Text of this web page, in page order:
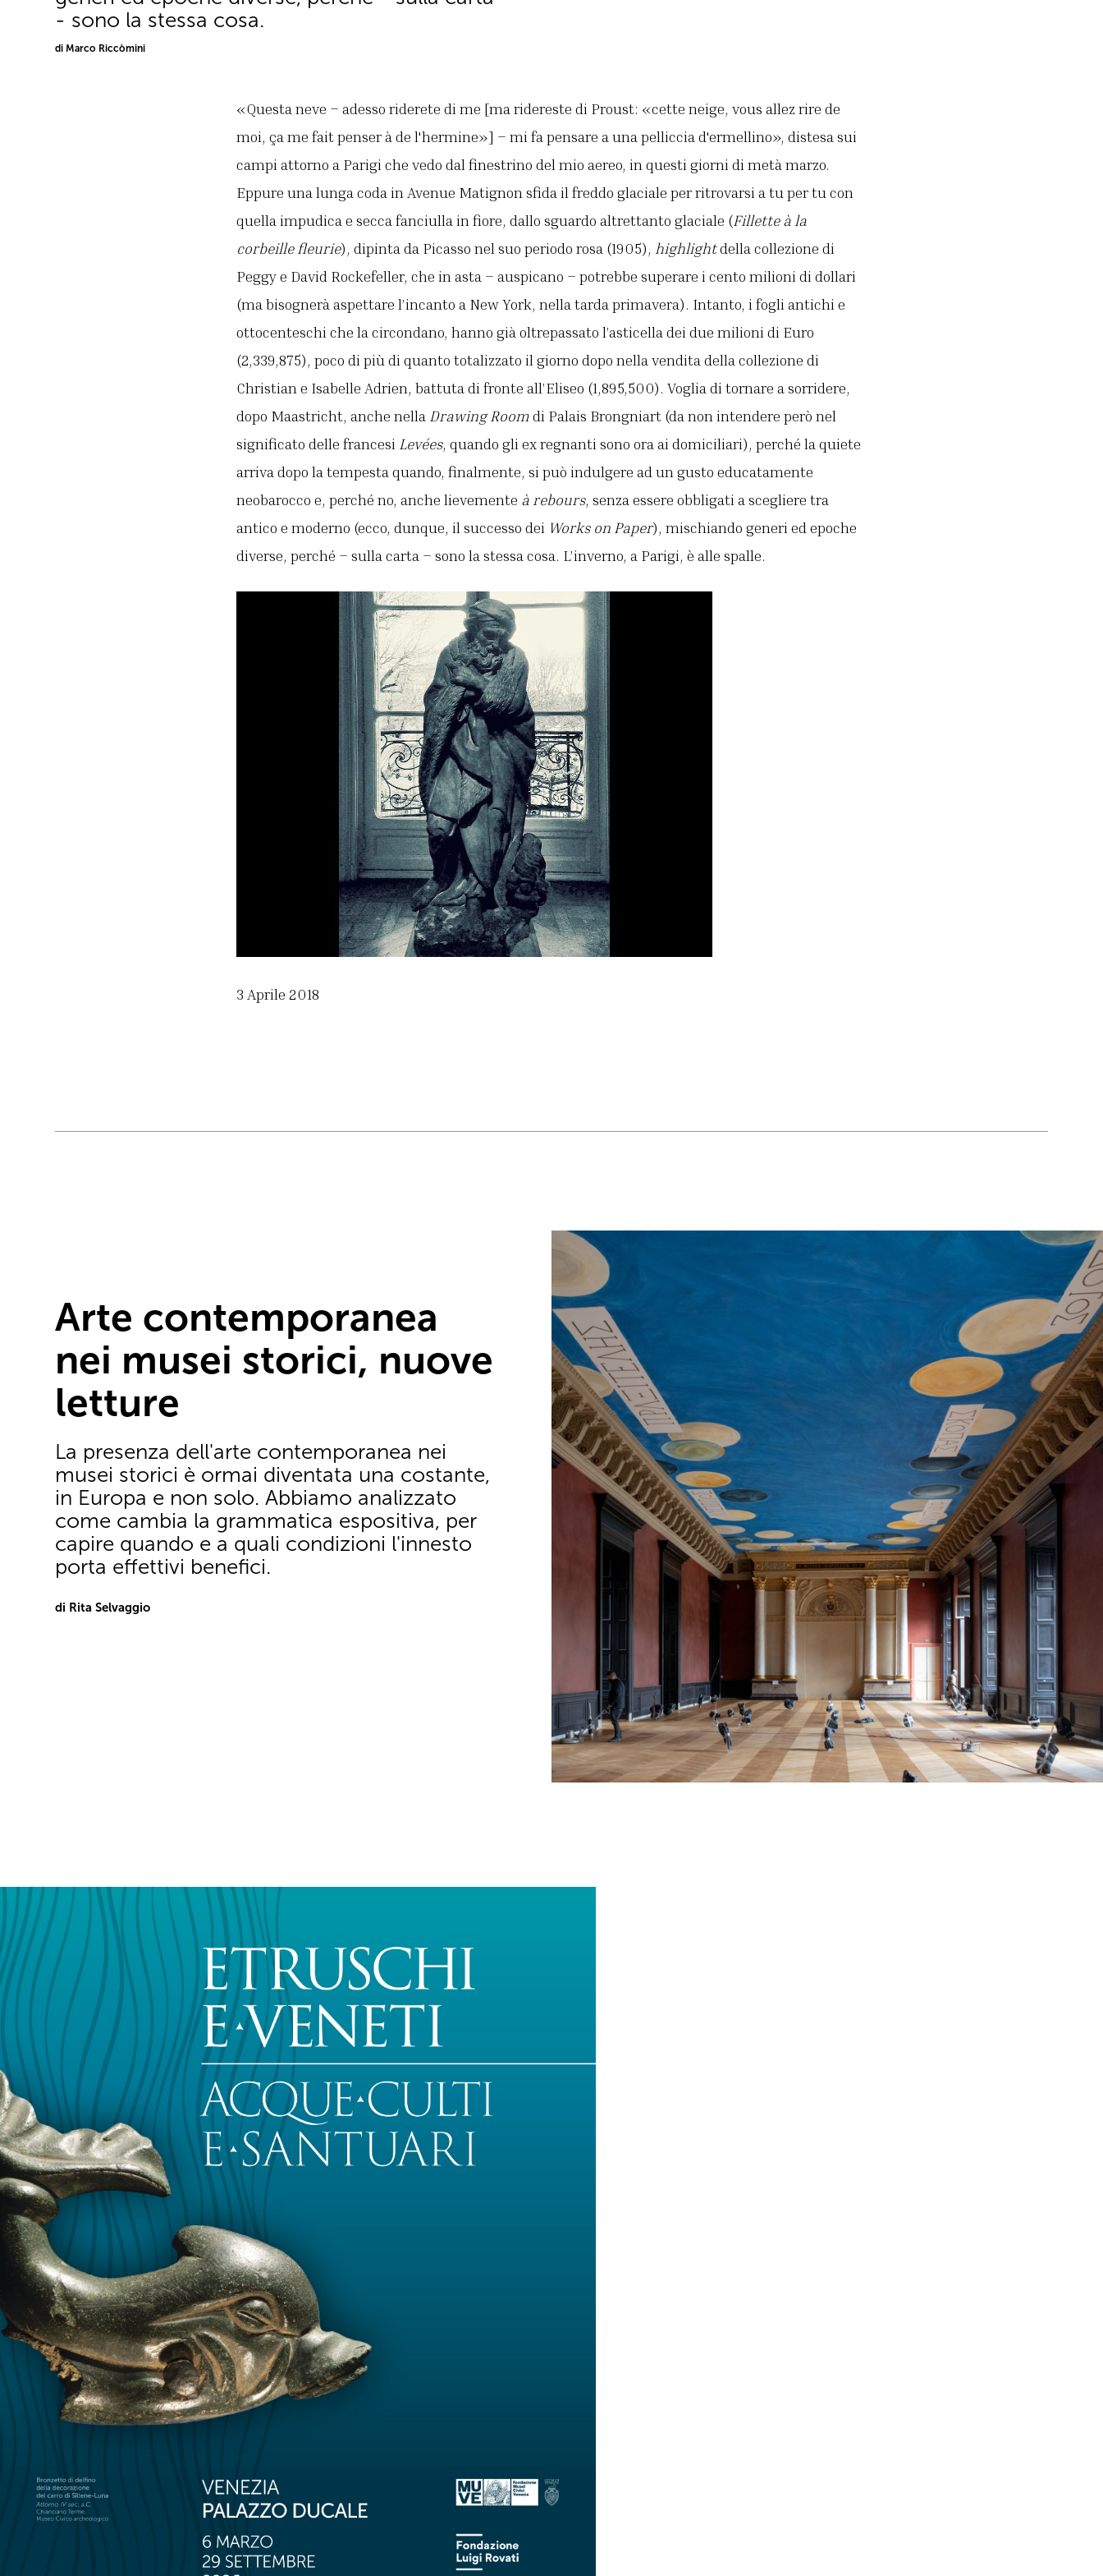
- sono la stessa cosa.
di Marco Riccòmini
«Questa neve – adesso riderete di me [ma ridereste di Proust: «cette neige, vous allez rire de
moi, ça me fait penser à de l'hermine»] – mi fa pensare a una pelliccia d'ermellino», distesa sui
campi attorno a Parigi che vedo dal finestrino del mio aereo, in questi giorni di metà marzo.
Eppure una lunga coda in Avenue Matignon sfida il freddo glaciale per ritrovarsi a tu per tu con
quella impudica e secca fanciulla in fiore, dallo sguardo altrettanto glaciale (Fillette à la
corbeille fleurie), dipinta da Picasso nel suo periodo rosa (1905), highlightdella collezione di
Peggy e David Rockefeller, che in asta – auspicano – potrebbe superare i cento milioni di dollari
(ma bisognerà aspettare l’incanto a New York, nella tarda primavera). Intanto, i fogli antichi e
ottocenteschi che la circondano, hanno già oltrepassato l’asticella dei due milioni di Euro
(2,339,875), poco di più di quanto totalizzato il giorno dopo nella vendita della collezione di
Christian e Isabelle Adrien, battuta di fronte all’Eliseo (1,895,500). Voglia di tornare a sorridere,
dopo Maastricht, anche nella Drawing Roomdi Palais Brongniart (da non intendere però nel
significato delle francesi Levées, quando gli ex regnanti sono ora ai domiciliari), perché la quiete
arriva dopo la tempesta quando, finalmente, si può indulgere ad un gusto educatamente
neobarocco e, perché no, anche lievemente à rebours, senza essere obbligati a scegliere tra
antico e moderno (ecco, dunque, il successo dei Works on Paper), mischiando generi ed epoche
diverse, perché – sulla carta – sono la stessa cosa. L’inverno, a Parigi, è alle spalle.
3 Aprile 2018
Arte contemporanea
nei musei storici, nuove
letture
La presenza dell'arte contemporanea nei
musei storici è ormai diventata una costante,
in Europa e non solo. Abbiamo analizzato
come cambia la grammatica espositiva, per
capire quando e a quali condizioni l'innesto
porta effettivi benefici.
di Rita Selvaggio